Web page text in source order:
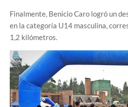
Finalmente, Benicio Caro logró un
en la categoría U14 masculina,
1,2 kilómetros.